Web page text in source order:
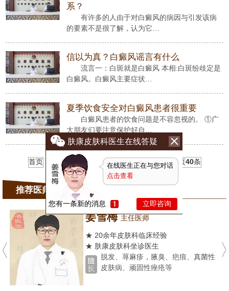
系？
有许多的人由于对白癜风的病因与引发该病
的要素不是很了解，认为它…
信以为真？白癜风谣言有什么
流言一：白斑就是白癜风 本相:白斑纷歧定是
白癜风。白癜风主要症状…
夏季饮食安全对白癜风患者很重要
白癜风患者的饮食问题是不容忽视的。 ①广
大朋友们要注意保护好自…
首页 3 6 下一页 末页 共 7页40条
推荐医师
姜雪梅主任医师
★ 20余年皮肤科临床经验
★ 肤康皮肤科坐诊医生
脱发、荨麻疹，腋臭、疤痕、真菌性
皮肤病、顽固性痤疮等
肤康皮肤科医生在线答疑
在线医生正在与您对话
点击查看
您有一条新的消息 立即咨询